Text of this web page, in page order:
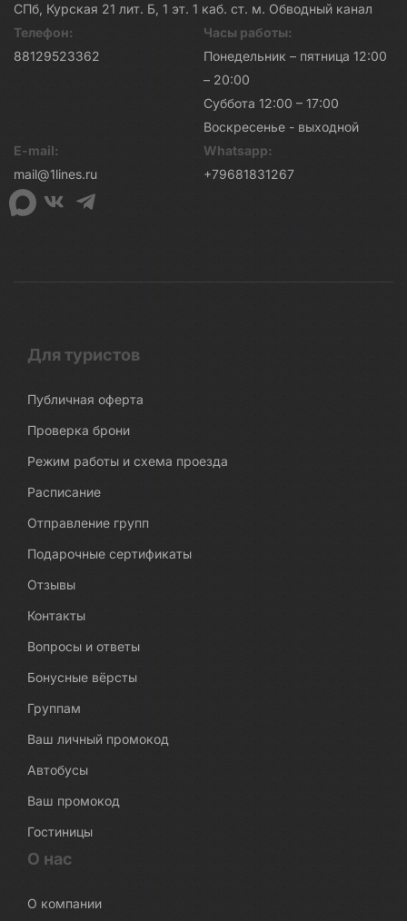
СПб, Курская 21 лит. Б, 1 эт. 1 каб. ст. м. Обводный канал
Телефон:
88129523362
Часы работы:
Понедельник – пятница 12:00
– 20:00
Суббота 12:00 – 17:00
Воскресенье - выходной
E-mail:
mail@1lines.ru
Whatsapp:
+79681831267
Для туристов
Публичная оферта
Проверка брони
Режим работы и схема проезда
Расписание
Отправление групп
Подарочные сертификаты
Отзывы
Контакты
Вопросы и ответы
Бонусные вёрсты
Группам
Ваш личный промокод
Автобусы
Ваш промокод
Гостиницы
О нас
О компании